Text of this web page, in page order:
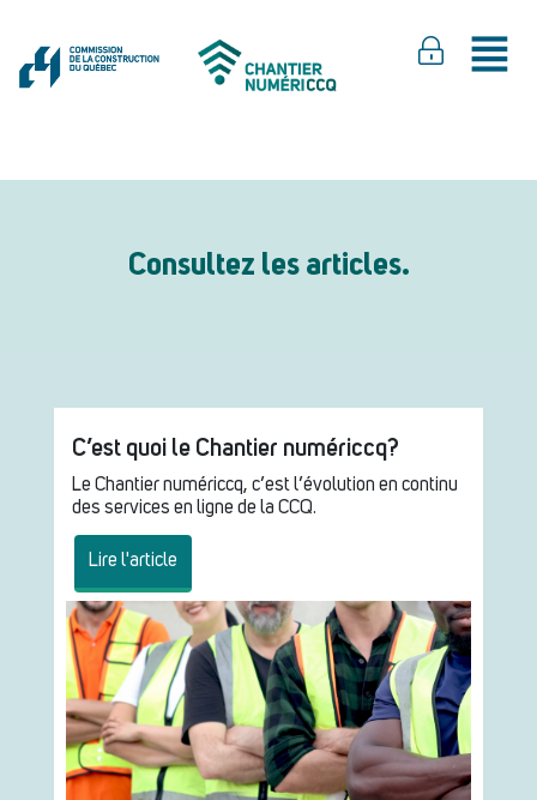
Consultez les articles.
C’est quoi le Chantier numériccq?
Le Chantier numériccq, c’est l’évolution en continu
des services en ligne de la CCQ.
Lire l'article